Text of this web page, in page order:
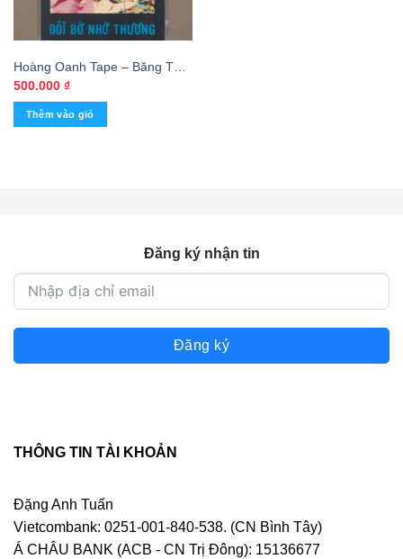
Hoàng Oanh Tape – Băng Thơ
3 – Đôi Bờ Nhớ Thương
(KGTUS)
500.000 ₫
Thêm vào giỏ
Đăng ký nhận tin
Đăng ký
THÔNG TIN TÀI KHOẢN
Đặng Anh Tuấn
Vietcombank: 0251-001-840-538. (CN Bình Tây)
Á CHÂU BANK (ACB - CN Trị Đông): 15136677